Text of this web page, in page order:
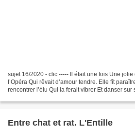
sujet 16/2020 - clic ----- Il était une fois Une
l’Opéra Qui rêvait d’amour tendre. Elle fît
rencontrer l’élu Qui la ferait vibrer Et danser
Entre chat et rat. L'Entille